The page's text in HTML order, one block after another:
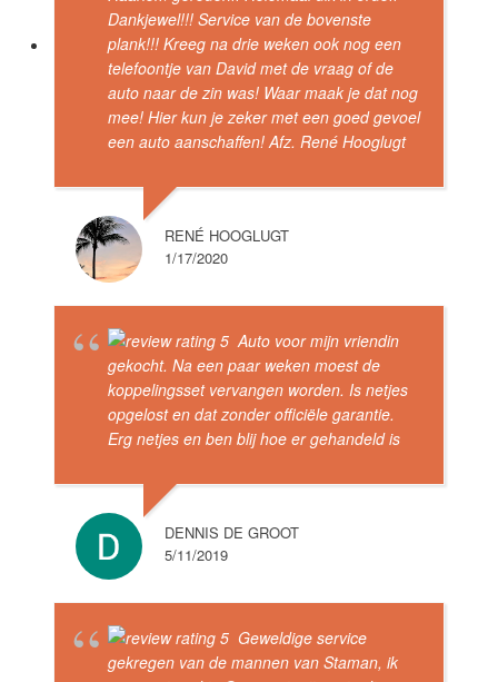
Dankjewel!!! Service van de bovenste
plank!!! Kreeg na drie weken ook nog een
telefoontje van David met de vraag of de
auto naar de zin was! Waar maak je dat nog
mee! Hier kun je zeker met een goed gevoel
een auto aanschaffen! Afz. René Hooglugt
RENÉ HOOGLUGT
1/17/2020
Auto voor mijn vriendin
gekocht. Na een paar weken moest de
koppelingsset vervangen worden. Is netjes
opgelost en dat zonder officiële garantie.
Erg netjes en ben blij hoe er gehandeld is
DENNIS DE GROOT
5/11/2019
Geweldige service
gekregen van de mannen van Staman, ik